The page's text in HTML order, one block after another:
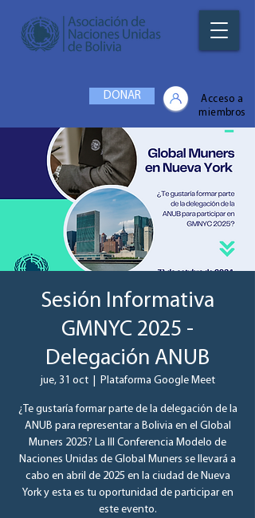
DONAR
Acceso a
miembros
Sesión Informativa
GMNYC 2025 -
Delegación ANUB
jue, 31 oct
  |
Plataforma Google Meet
¿Te gustaría formar parte de la delegación de la
ANUB para representar a Bolivia en el Global
Muners 2025? La III Conferencia Modelo de
Naciones Unidas de Global Muners se llevará a
cabo en abril de 2025 en la ciudad de Nueva
York y esta es tu oportunidad de participar en
este evento.